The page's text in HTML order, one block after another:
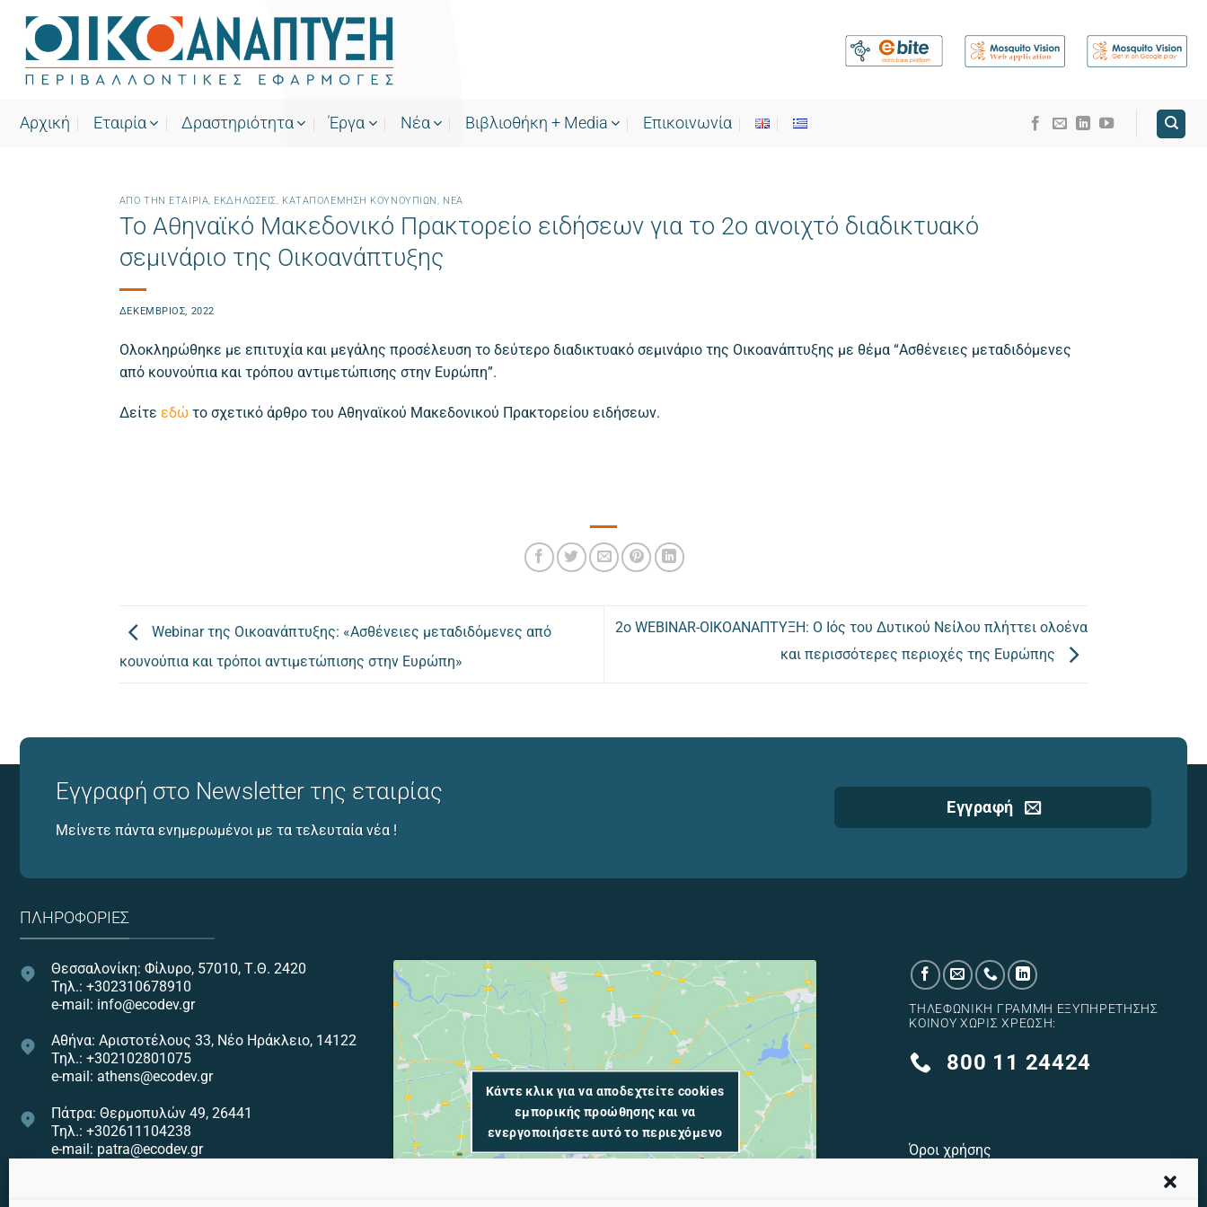
περιεχόμενο
Αρχική Εταιρία Δραστηριότητα Έργα Νέα Bιβλιοθήκη + Media Επικοινωνία
ΑΠΌ ΤΗΝ ΕΤΑΙΡΊΑ, ΕΚΔΗΛΏΣΕΙΣ, ΚΑΤΑΠΟΛΈΜΗΣΗ ΚΟΥΝΟΥΠΙΏΝ, ΝΕΑ
Το Αθηναϊκό Μακεδονικό Πρακτορείο ειδήσεων για το 2ο ανοιχτό διαδικτυακό
σεμινάριο της Οικοανάπτυξης
ΔΕΚΈΜΒΡΙΟΣ, 2022
Ολοκληρώθηκε με επιτυχία και μεγάλης προσέλευση το δεύτερο διαδικτυακό σεμινάριο της Οικοανάπτυξης με θέμα “Ασθένειες μεταδιδόμενες
από κουνούπια και τρόπου αντιμετώπισης στην Ευρώπη”.
Δείτε εδώ το σχετικό άρθρο του Αθηναϊκού Μακεδονικού Πρακτορείου ειδήσεων.
Webinar της Οικοανάπτυξης: «Ασθένειες μεταδιδόμενες από
κουνούπια και τρόποι αντιμετώπισης στην Ευρώπη»
2o WEBINAR-ΟΙΚΟΑΝΑΠΤΥΞΗ: Ο Ιός του Δυτικού Νείλου πλήττει ολοένα
και περισσότερες περιοχές της Ευρώπης
Εγγραφή στο Newsletter της εταιρίας
Μείνετε πάντα ενημερωμένοι με τα τελευταία νέα !
Εγγραφή
ΠΛΗΡΟΦΟΡΊΕΣ
Θεσσαλονίκη: Φίλυρο, 57010, Τ.Θ. 2420
Τηλ.: +302310678910
e-mail: info@ecodev.gr
Αθήνα: Αριστοτέλους 33, Νέο Ηράκλειο, 14122
Τηλ.: +302102801075
e-mail: athens@ecodev.gr
Πάτρα: Θερμοπυλών 49, 26441
Τηλ.: +302611104238
e-mail: patra@ecodev.gr
Κάντε κλικ για να αποδεχτείτε cookies
εμπορικής προώθησης και να
ενεργοποιήσετε αυτό το περιεχόμενο
ΤΗΛΕΦΩΝΙΚΉ ΓΡΑΜΜΉ ΕΞΥΠΗΡΈΤΗΣΗΣ
ΚΟΙΝΟΎ ΧΩΡΊΣ ΧΡΈΩΣΗ:
800 11 24424
Όροι χρήσης